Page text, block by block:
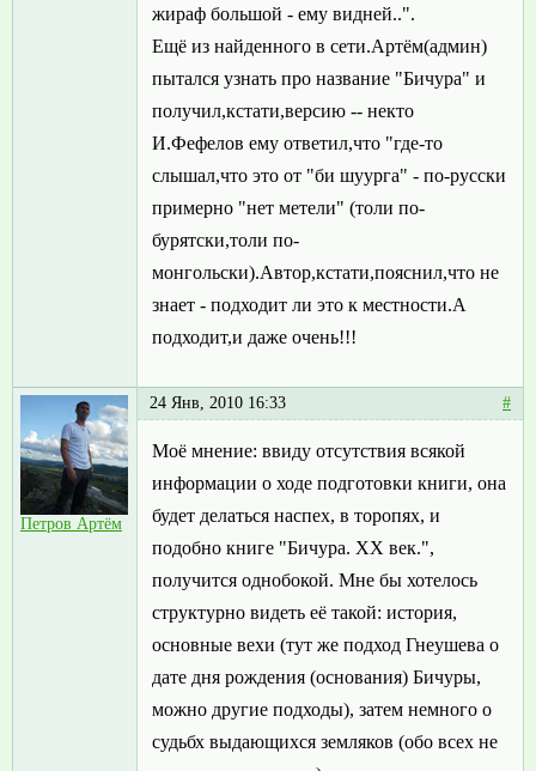
жираф большой - ему видней..".
Eщё из найденного в сети.Артём(админ)
пытался узнать про название "Бичура" и
получил,кстати,версию -- некто
И.Фефелов ему ответил,что "где-то
слышал,что это от "би шуурга" - по-русски
примерно "нет метели" (толи по-
бурятски,толи по-
монгольски).Автор,кстати,пояснил,что не
знает - подходит ли это к местности.А
подходит,и даже очень!!!
Петров Артём
24 Янв, 2010 16:33 #
Моё мнение: ввиду отсутствия всякой
информации о ходе подготовки книги, она
будет делаться наспех, в торопях, и
подобно книге "Бичура. XX век.",
получится однобокой. Мне бы хотелось
структурно видеть её такой: история,
основные вехи (тут же подход Гнеушева о
дате дня рождения (основания) Бичуры,
можно другие подходы), затем немного о
судьбх выдающихся земляков (обо всех не